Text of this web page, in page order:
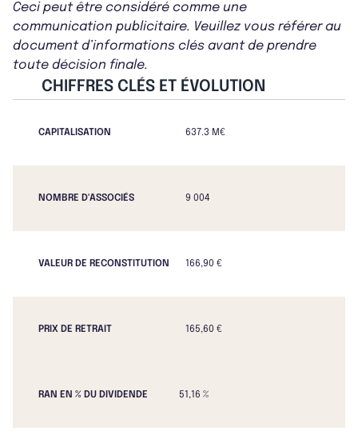
Ceci peut être considéré comme une
communication publicitaire. Veuillez vous référer au
document d’informations clés avant de prendre
toute décision finale.
CHIFFRES CLÉS ET ÉVOLUTION
CAPITALISATION 637.3 M€
NOMBRE D'ASSOCIÉS 9 004
VALEUR DE RECONSTITUTION 166,90 €
PRIX DE RETRAIT 165,60 €
RAN EN % DU DIVIDENDE 51,16 %